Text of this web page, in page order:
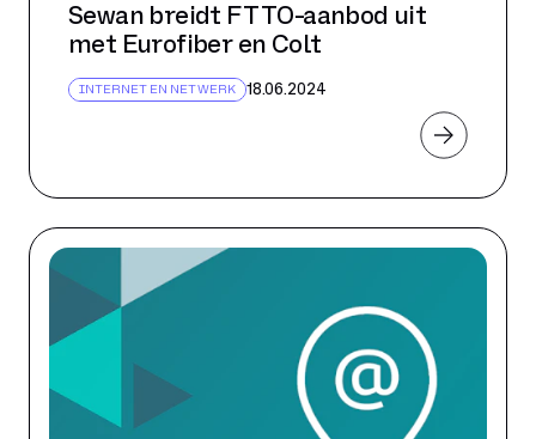
Sewan breidt FTTO-aanbod uit
met Eurofiber en Colt
INTERNET EN NETWERK 18.06.2024